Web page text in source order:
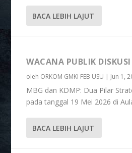
BACA LEBIH LAJUT
WACANA PUBLIK
oleh ORKOM GMKI FEB USU | Jun 1,
MBG dan KDMP: Dua Pilar
pada tanggal 19 Mei 2026 di
BACA LEBIH LAJUT